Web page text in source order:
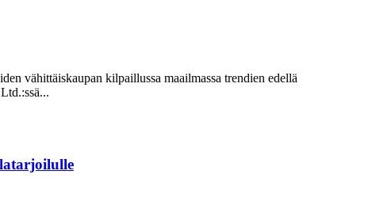
vähittäiskaupan kilpaillussa maailmassa trendien edellä